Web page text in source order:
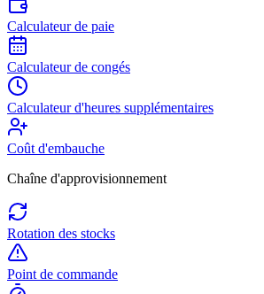
Calculateur de paie
Calculateur de congés
Calculateur d'heures supplémentaires
Coût d'embauche
Chaîne d'approvisionnement
Rotation des stocks
Point de commande